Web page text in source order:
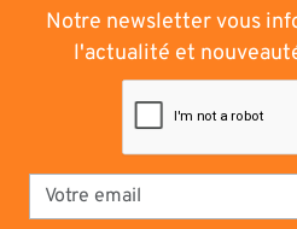
Notre newsletter vous
l'actualité et